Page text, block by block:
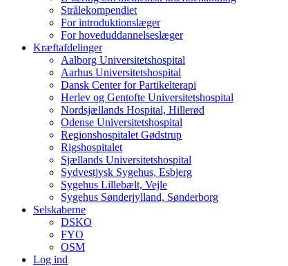
Strålekompendiet
For introduktionslæger
For hoveduddannelseslæger
Kræftafdelinger
Aalborg Universitetshospital
Aarhus Universitetshospital
Dansk Center for Partikelterapi
Herlev og Gentofte Universitetshospital
Nordsjællands Hospital, Hillerød
Odense Universitetshospital
Regionshospitalet Gødstrup
Rigshospitalet
Sjællands Universitetshospital
Sydvestjysk Sygehus, Esbjerg
Sygehus Lillebælt, Vejle
Sygehus Sønderjylland, Sønderborg
Selskaberne
DSKO
FYO
OSM
Log ind